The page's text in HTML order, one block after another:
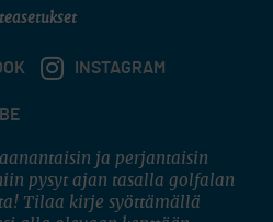
INSTAGRAM
ja perjantaisin
pysyt ajan tasalla golfalan
Tilaa kirje syöttämällä